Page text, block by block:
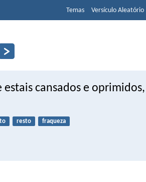
Temas Versículo Aleatório
cansados e
resto fraqueza